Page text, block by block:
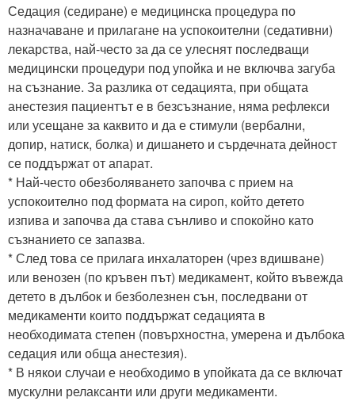
Седация (седиране) е медицинска процедура по
назначаване и прилагане на успокоителни (седативни)
лекарства, най-често за да се улеснят последващи
медицински процедури под упойка и не включва загуба
на съзнание. За разлика от седацията, при общата
анестезия пациентът е в безсъзнание, няма рефлекси
или усещане за каквито и да е стимули (вербални,
допир, натиск, болка) и дишането и сърдечната дейност
се поддържат от апарат.
* Най-често обезболяването започва с прием на
успокоително под формата на сироп, който детето
изпива и започва да става сънливо и спокойно като
съзнанието се запазва.
* След това се прилага инхалаторен (чрез вдишване)
или венозен (по кръвен път) медикамент, който въвежда
детето в дълбок и безболезнен сън, последвани от
медикаменти които поддържат седацията в
необходимата степен (повърхностна, умерена и дълбока
седация или обща анестезия).
* В някои случаи е необходимо в упойката да се включат
мускулни релаксанти или други медикаменти.